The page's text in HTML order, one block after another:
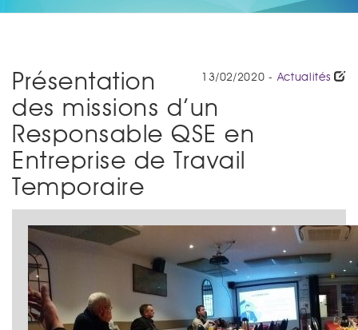
13/02/2020 -Actualités
Présentation
des missions d’un
Responsable QSE en
Entreprise de Travail
Temporaire